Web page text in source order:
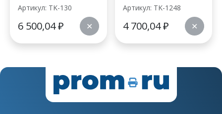
Артикул: TK-130
6 500,04₽ ✕
Артикул: TK-1248
4 700,04₽ ✕